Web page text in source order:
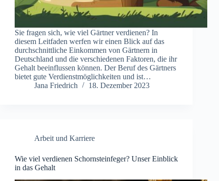
Sie fragen sich, wie viel Gärtner verdienen? In
diesem Leitfaden werfen wir einen Blick auf das
durchschnittliche Einkommen von Gärtnern in
Deutschland und die verschiedenen Faktoren, die ihr
Gehalt beeinflussen können. Der Beruf des Gärtners
bietet gute Verdienstmöglichkeiten und ist…
Jana Friedrich
18. Dezember 2023
Arbeit und Karriere
Wie viel verdienen Schornsteinfeger? Unser Einblick
in das Gehalt